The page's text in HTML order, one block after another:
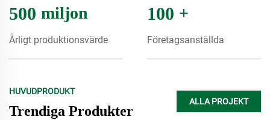
500 miljon
Årligt produktionsvärde
100 +
Företagsanställda
HUVUDPRODUKT
Trendiga Produkter
ALLA PROJEKT